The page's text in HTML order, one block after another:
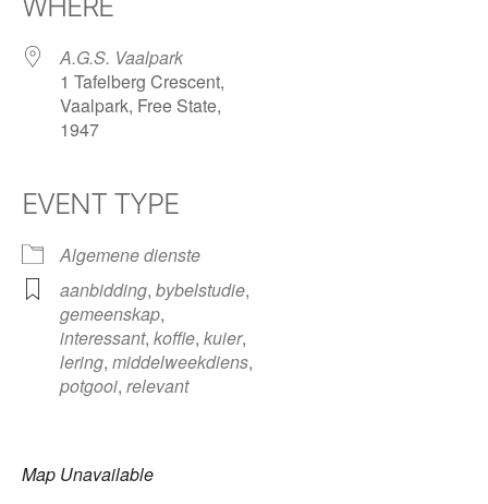
A.G.S. Vaalpark
1 Tafelberg Crescent,
Vaalpark, Free State,
1947
EVENT TYPE
Algemene dienste
aanbidding, bybelstudie,
gemeenskap,
interessant, koffie, kuier,
lering, middelweekdiens,
potgooi, relevant
Map Unavailable